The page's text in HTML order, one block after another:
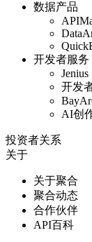
数据产品
开发者服务
Jenius
开发
AI创
投资者关系
关于
关于聚合
聚合动态
合作伙伴
API百科